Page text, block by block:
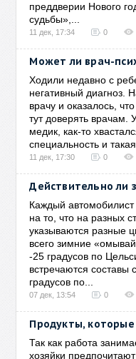
преддверии Нового
судьбы»,...
11 дек, 17:34 0
Может ли врач-
Ходили недавно с
негативный диагноз.
врачу и оказалось,
тут доверять врачам.
медик, как-то
специальность и
11 дек, 17:30 0
Действительно ли
Каждый
на то, что на разных
указываются разные
всего зимние
-25 градусов по
встречаются
градусов по...
07 дек, 13:54 0
Продукты, которые
Так как работа
хозяйки